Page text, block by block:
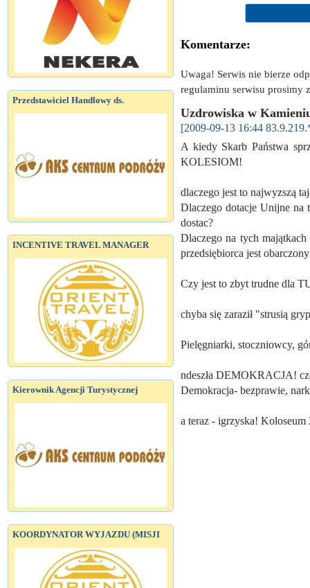
Przedstawiciel Handlowy ds.
INCENTIVE TRAVEL MANAGER
Kierownik Agencji Turystycznej
KOORDYNATOR WYJAZDU (MISJI
Komentarze:
Uwaga! Serwis nie bierze
regulaminu serwisu prosimy
Uzdrowiska w
[2009-09-13 16:44
A kiedy Skarb Państwa
KOLESIOM!
dlaczego jest to najwyzszą
Dlaczego dotacje Unijne na
dostac?
Dlaczego na tych
przedsiębiorca jest
Czy jest to zbyt trudne dla
chyba się zaraził "strusią
Pielęgniarki, stoczniowcy,
ndeszła DEMOKRACJA!
Demokracja- bezprawie,
a teraz - igrzyska!